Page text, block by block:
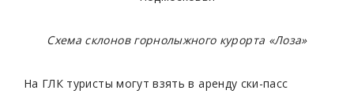
Схема склонов горнолыжного курорта «Лоза»
На ГЛК туристы могут взять в аренду ски-пасс